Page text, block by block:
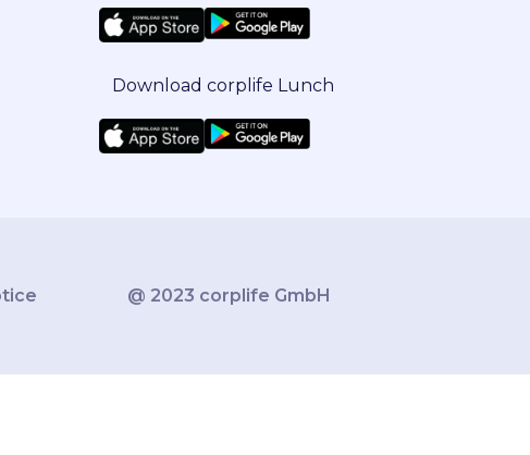
Download corplife Lunch
@ 2023 corplife GmbH